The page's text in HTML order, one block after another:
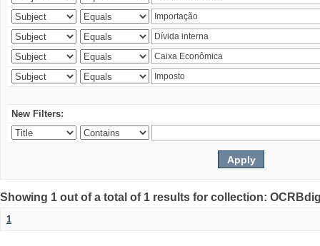
New Filters:
Showing 1 out of a total of 1 results for collection:
1